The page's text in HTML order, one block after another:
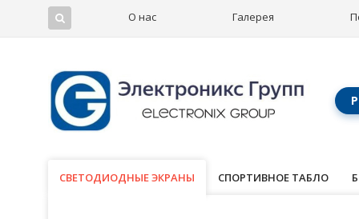
О нас Галерея
СВЕТОДИОДНЫЕ ЭКРАНЫ
СВЕТОДИОДНЫЕ ЭКРАНЫ СПОРТИВНОЕ ТАБЛО